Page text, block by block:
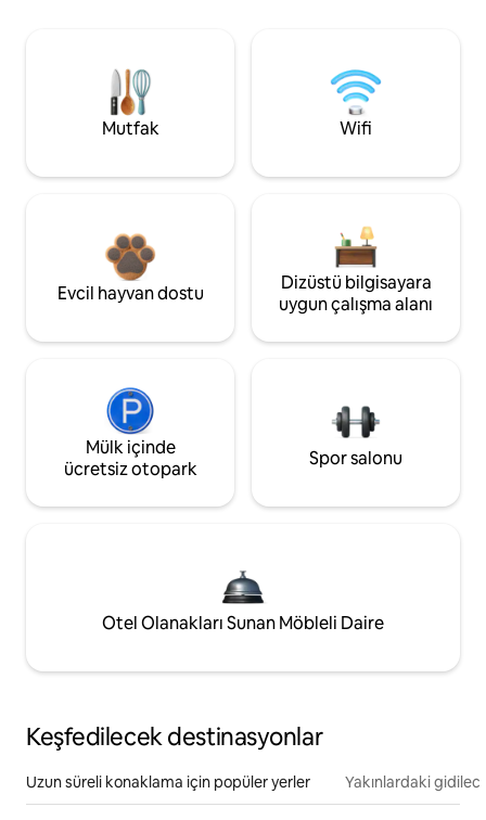
Mutfak Wifi
Evcil hayvan dostu
Dizüstü bilgisayara
uygun çalışma alanı
Mülk içinde
ücretsiz otopark
Spor salonu
Otel Olanakları Sunan Möbleli Daire
Keşfedilecek destinasyonlar
Uzun süreli konaklama için popüler yerler Yakınlardaki